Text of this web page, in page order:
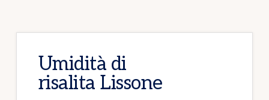
Umidità di
risalita Lissone